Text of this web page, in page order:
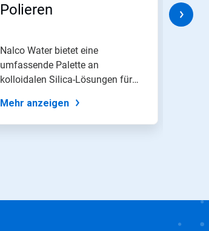
Polieren
Nalco Water bietet eine
umfassende Palette an
kolloidalen Silica-Lösungen für
Mehr anzeigen